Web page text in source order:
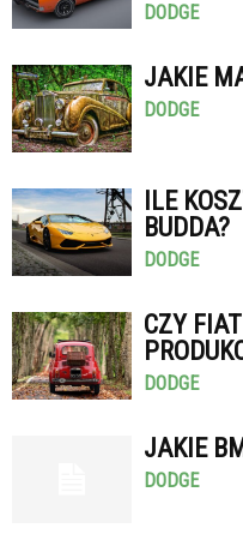
DODGE
JAKIE
DODGE
ILE
BUDDA?
DODGE
CZY
DODGE
JAKIE
DODGE